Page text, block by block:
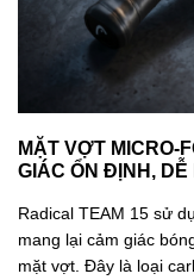
MẶT VỢT MICRO-
GIÁC ỔN ĐỊNH, DỄ
Radical TEAM 15 sử
mang lại cảm giác
mặt vợt. Đây là loại